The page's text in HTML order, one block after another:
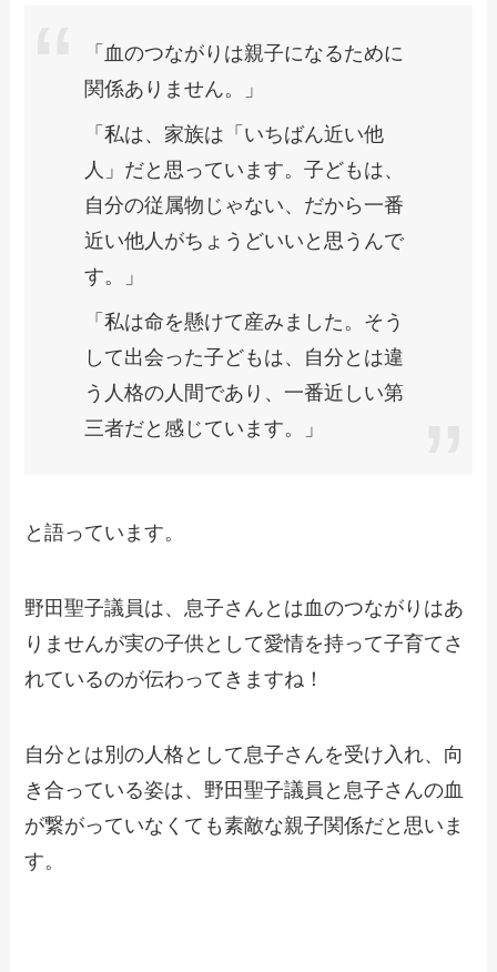
「血のつながりは親子になるために
関係ありません。」
「私は、家族は「いちばん近い他
人」だと思っています。子どもは、
自分の従属物じゃない、だから一番
近い他人がちょうどいいと思うんで
す。」
「私は命を懸けて産みました。そう
して出会った子どもは、自分とは違
う人格の人間であり、一番近しい第
三者だと感じています。」
と語っています。
野田聖子議員は、息子さんとは血のつながりはあ
りませんが実の子供として愛情を持って子育てさ
れているのが伝わってきますね！
自分とは別の人格として息子さんを受け入れ、向
き合っている姿は、野田聖子議員と息子さんの血
が繋がっていなくても素敵な親子関係だと思いま
す。